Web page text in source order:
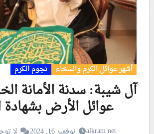
أشهر عوائل الكرم والسخاء نجوم الكرم
آل شيبة: سدنة الأمانة
عوائل الأرض بشهادة